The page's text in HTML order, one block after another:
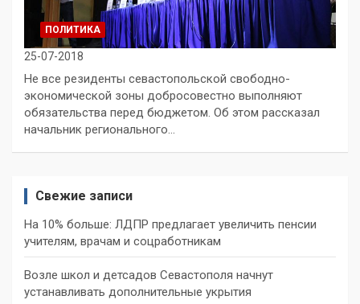
ПОЛИТИКА
25-07-2018
Не все резиденты севастопольской свободно-
экономической зоны добросовестно выполняют
обязательства перед бюджетом. Об этом рассказал
начальник регионального…
Свежие записи
На 10% больше: ЛДПР предлагает увеличить пенсии
учителям, врачам и соцработникам
Возле школ и детсадов Севастополя начнут
устанавливать дополнительные укрытия